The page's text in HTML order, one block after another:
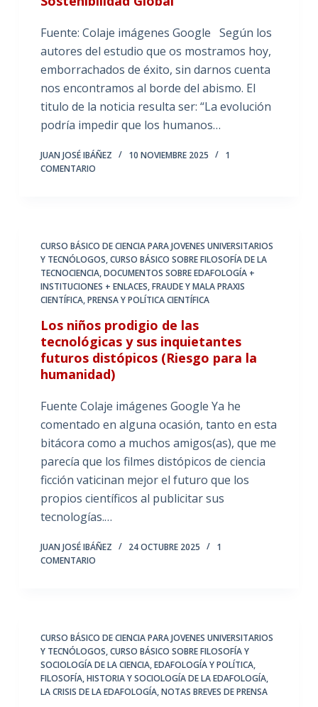
Fuente: Colaje imágenes Google Según los
autores del estudio que os mostramos hoy,
emborrachados de éxito, sin darnos cuenta
nos encontramos al borde del abismo. El
titulo de la noticia resulta ser: “La evolución
podría impedir que los humanos…
JUAN JOSÉ IBÁÑEZ 10 NOVIEMBRE 2025
1
COMENTARIO
CURSO BÁSICO DE CIENCIA PARA JOVENES UNIVERSITARIOS
Y TECNÓLOGOS,CURSO BÁSICO SOBRE FILOSOFÍA DE LA
TECNOCIENCIA,DOCUMENTOS SOBRE EDAFOLOGÍA +
INSTITUCIONES + ENLACES,FRAUDE Y MALA PRAXIS
CIENTÍFICA,PRENSA Y POLÍTICA CIENTÍFICA
Los niños prodigio de las
tecnológicas y sus inquietantes
futuros distópicos (Riesgo para la
humanidad)
Fuente Colaje imágenes Google Ya he
comentado en alguna ocasión, tanto en esta
bitácora como a muchos amigos(as), que me
parecía que los filmes distópicos de ciencia
ficción vaticinan mejor el futuro que los
propios científicos al publicitar sus
tecnologías.…
JUAN JOSÉ IBÁÑEZ 24 OCTUBRE 2025
1
COMENTARIO
CURSO BÁSICO DE CIENCIA PARA JOVENES UNIVERSITARIOS
Y TECNÓLOGOS,CURSO BÁSICO SOBRE FILOSOFÍA Y
SOCIOLOGÍA DE LA CIENCIA,EDAFOLOGÍA Y POLÍTICA,
FILOSOFÍA, HISTORIA Y SOCIOLOGÍA DE LA EDAFOLOGÍA,
LA CRISIS DE LA EDAFOLOGÍA,NOTAS BREVES DE PRENSA